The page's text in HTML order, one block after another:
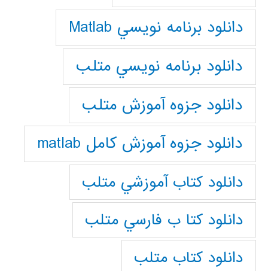
دانلود برنامه نويسي Matlab
دانلود برنامه نويسي متلب
دانلود جزوه آموزش متلب
دانلود جزوه آموزش کامل matlab
دانلود كتاب آموزشي متلب
دانلود كتا ب فارسي متلب
دانلود كتاب متلب